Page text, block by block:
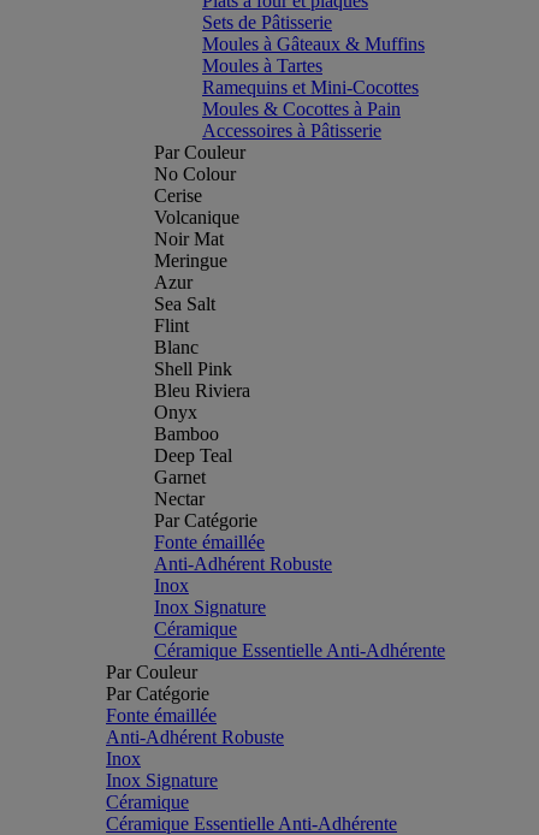
Sets de Pâtisserie
Moules à Gâteaux & Muffins
Moules à Tartes
Ramequins et Mini-Cocottes
Moules & Cocottes à Pain
Accessoires à Pâtisserie
Par Couleur
No Colour
Cerise
Volcanique
Noir Mat
Meringue
Azur
Sea Salt
Flint
Blanc
Shell Pink
Bleu Riviera
Onyx
Bamboo
Deep Teal
Garnet
Nectar
Par Catégorie
Fonte émaillée
Anti-Adhérent Robuste
Inox
Inox Signature
Céramique
Céramique Essentielle Anti-Adhérente
Par Couleur
Par Catégorie
Fonte émaillée
Anti-Adhérent Robuste
Inox
Inox Signature
Céramique
Céramique Essentielle Anti-Adhérente